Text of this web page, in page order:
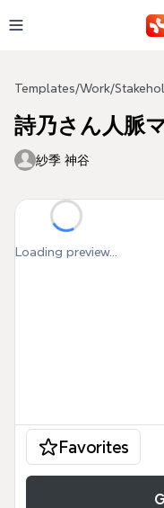
Templates/Work/
詩乃さん人脈
紗季 神谷
Loading preview...
Favorites